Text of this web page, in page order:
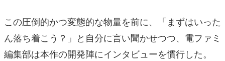
この圧倒的かつ変態的な物量を前に、「まずはいった
ん落ち着こう？」と自分に言い聞かせつつ、電ファミ
編集部は本作の開発陣にインタビューを慣行した。